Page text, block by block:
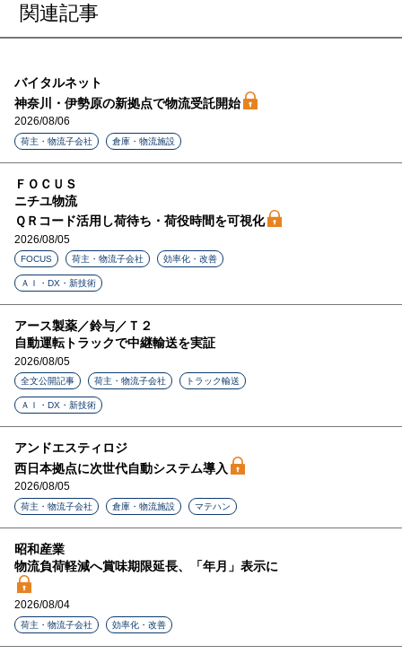
関連記事
バイタルネット
神奈川・伊勢原の新拠点で物流受託開始
2026/08/06
荷主・物流子会社 倉庫・物流施設
ＦＯＣＵＳ
ニチユ物流
ＱＲコード活用し荷待ち・荷役時間を可視化
2026/08/05
FOCUS 荷主・物流子会社 効率化・改善
ＡＩ・DX・新技術
アース製薬／鈴与／Ｔ２
自動運転トラックで中継輸送を実証
2026/08/05
全文公開記事 荷主・物流子会社 トラック輸送
ＡＩ・DX・新技術
アンドエスティロジ
西日本拠点に次世代自動システム導入
2026/08/05
荷主・物流子会社 倉庫・物流施設 マテハン
昭和産業
物流負荷軽減へ賞味期限延長、「年月」表示に
2026/08/04
荷主・物流子会社 効率化・改善